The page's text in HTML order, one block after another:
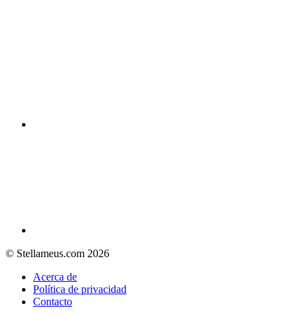
© Stellameus.com 2026
Acerca de
Política de privacidad
Contacto